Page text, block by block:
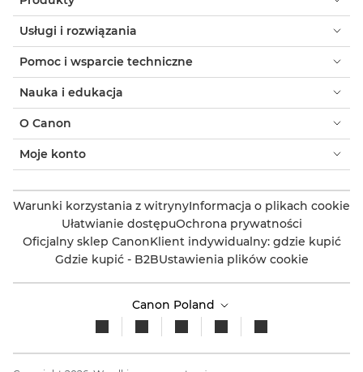
Usługi i rozwiązania
Pomoc i wsparcie techniczne
Nauka i edukacja
O Canon
Moje konto
Warunki korzystania z witrynyInformacja o plikach cookie
Ułatwianie dostępuOchrona prywatności
Oficjalny sklep CanonKlient indywidualny: gdzie kupić
Gdzie kupić - B2BUstawienia plików cookie
Canon Poland